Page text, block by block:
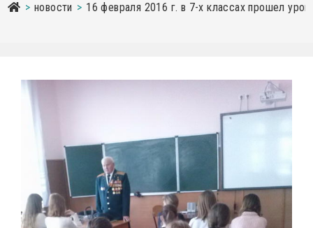
> новости > 16 февраля 2016 г. в 7-х классах прошел